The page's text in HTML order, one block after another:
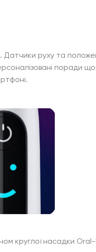
Датчики руху та
поради
круглої насадки